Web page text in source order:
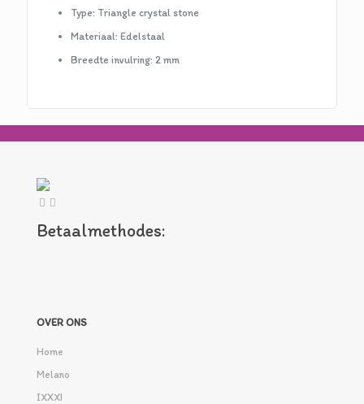
Type: Triangle crystal stone
Materiaal: Edelstaal
Breedte invulring: 2 mm
Betaalmethodes:
OVER ONS
Home
Melano
IXXXI